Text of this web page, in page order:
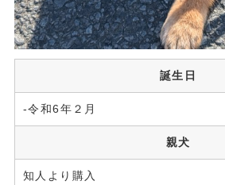
誕生日
-令和6年２月
親犬
知人より購入